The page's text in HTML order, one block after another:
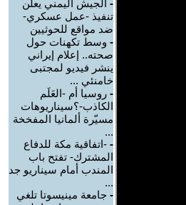
- الجيش اليمني يعلن
تنفيذ -عمل عسكري-
ضد مواقع للحوثيين
- وسط تكهنات حول
صحته.. إعلام إيراني
ينشر فيديو لمجتبى
خامنئي ...
- روسيا أم -العَلَم
الكاذب-؟سيناريوهات
مسيّرة ألمانيا المفخخة
...
- -اتفاقية مكة للدفاع
المشترك- تفتح باب
المندب أمام سيناريو جد
...
- جامعة مينيسوتا تلغي